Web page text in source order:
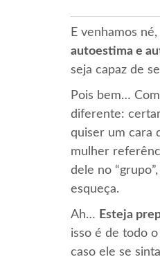
E venhamos
autoestima e
seja capaz de
Pois bem…
diferente:
quiser um cara
mulher
dele no
esqueça.
Ah… Esteja
isso é de todo
caso ele se